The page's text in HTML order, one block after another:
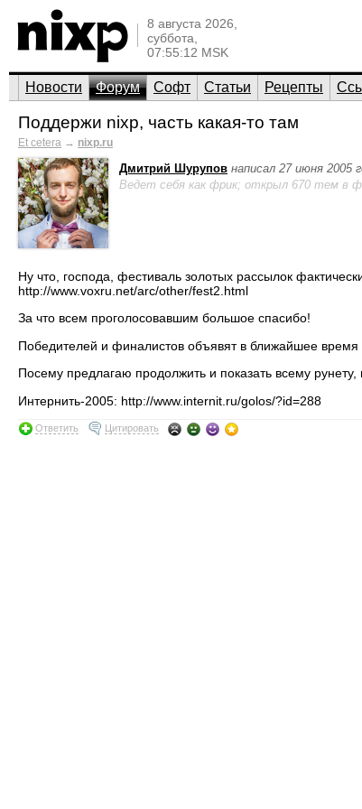
8 августа 2026,
суббота,
07:55:12 MSK
Новости Форум Софт Статьи Рецепты
Поддержи nixp, часть какая-то там
Et cetera → nixp.ru
Дмитрий Шурупов написал 27 июня 2005
Ведет себя как фрик; открыл 670 тем в
Ну что, господа, фестиваль золотых рассылок
http://www.voxru.net/arc/other/fest2.html
За что всем проголосовавшим большое спасибо!
Победителей и финалистов объявят в ближайшее время
Посему предлагаю продолжить и показать всему
Интернить-2005: http://www.internit.ru/golos/?id=288
Ответить Цитировать